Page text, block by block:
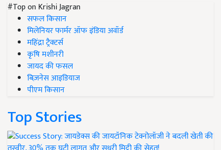
#Top on Krishi Jagran
सफल किसान
मिलेनियर फार्मर ऑफ इंडिया अवॉर्ड
महिंद्रा ट्रैक्टर्स
कृषि मशीनरी
जायद की फसल
बिज़नेस आइडियाज
पीएम किसान
Top Stories